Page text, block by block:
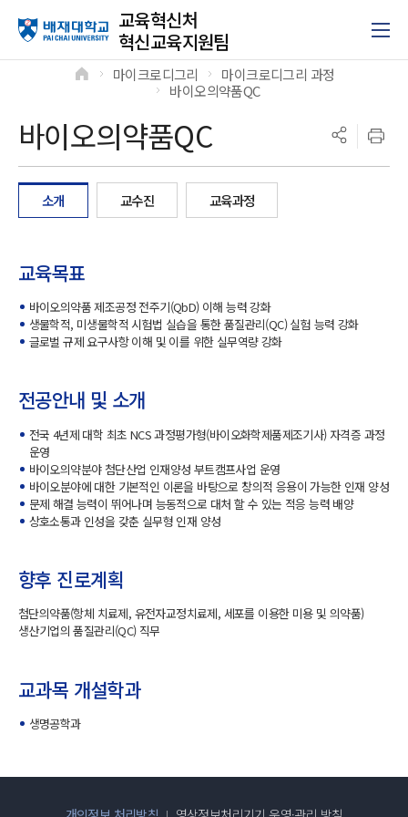
교육혁신처
혁신교육지원팀
바이오의약품QC
마이크로디그리
>
마이크로디그리 과정
바이오의약품QC
소개 교수진 교육과정
교육목표
바이오의약품 제조공정 전주기(QbD) 이해 능력 강화
생물학적, 미생물학적 시험법 실습을 통한 품질관리(QC) 실험 능력 강화
글로벌 규제 요구사항 이해 및 이를 위한 실무역량 강화
전공안내 및 소개
전국 4년제 대학 최초 NCS 과정평가형(바이오화학제품제조기사) 자격증 과정
운영
바이오의약분야 첨단산업 인재양성 부트캠프사업 운영
바이오분야에 대한 기본적인 이론을 바탕으로 창의적 응용이 가능한 인재 양성
문제 해결 능력이 뛰어나며 능동적으로 대처 할 수 있는 적응 능력 배양
상호소통과 인성을 갖춘 실무형 인재 양성
향후 진로계획
첨단의약품(항체 치료제, 유전자교정치료제, 세포를 이용한 미용 및 의약품)
생산기업의 품질관리(QC) 직무
교과목 개설학과
생명공학과